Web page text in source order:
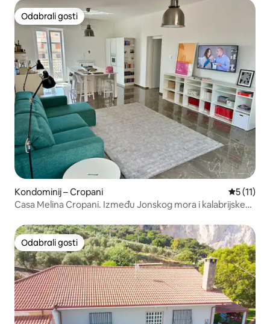
Odabrali gosti
Odabrali gosti
Kondominij – Cropani
5 (11)
Casa Melina Cropani. Između Jonskog mora i kalabrijske
Odabrali gosti
Odabrali gosti